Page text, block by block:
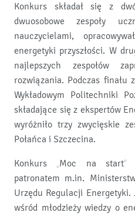
Konkurs składał się z
dwuosobowe zespoły
nauczycielami,
energetyki przyszłości. W
najlepszych zespołów
rozwiązania. Podczas finału
Wykładowym Politechniki
składające się z ekspertów
wyróżniło trzy zwycięskie
Połańca i Szczecina.
Konkurs „Moc na start”
patronatem m.in.
Urzędu Regulacji
wśród młodzieży wiedzy o